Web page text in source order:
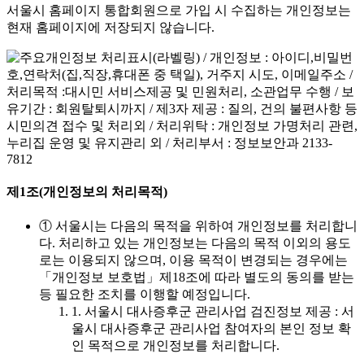
서울시 홈페이지 통합회원으로 가입 시 수집하는 개인정보는
현재 홈페이지에 저장되지 않습니다.
제1조(개인정보의 처리목적)
① 서울시는 다음의 목적을 위하여 개인정보를 처리합니
다. 처리하고 있는 개인정보는 다음의 목적 이외의 용도
로는 이용되지 않으며, 이용 목적이 변경되는 경우에는
「개인정보 보호법」제18조에 따라 별도의 동의를 받는
등 필요한 조치를 이행할 예정입니다.
1. 서울시 대사증후군 관리사업 검진정보 제공 : 서
울시 대사증후군 관리사업 참여자의 본인 정보 확
인 목적으로 개인정보를 처리합니다.